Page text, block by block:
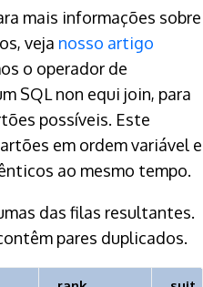
mais informações sobre
veja nosso artigo
o operador de
SQL non equi join, para
possíveis. Este
em ordem variável e
ao mesmo tempo.
das filas resultantes.
pares duplicados.